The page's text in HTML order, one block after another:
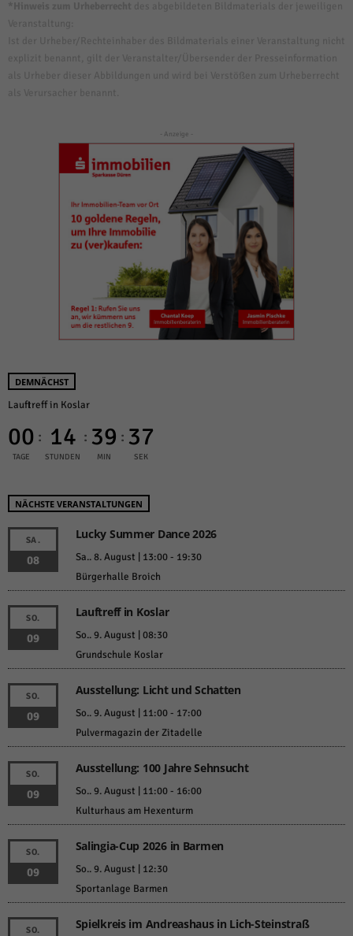
- Anzeige -
DEMNÄCHST
Lauftreff in Koslar
00
TAGE
: 14
STUNDEN
: 39
MIN
: 37
SEK
NÄCHSTE VERANSTALTUNGEN
SA.
08
Lucky Summer Dance 2026
Sa.. 8. August | 13:00- 19:30
Bürgerhalle Broich
SO.
09
Lauftreff in Koslar
So.. 9. August | 08:30
Grundschule Koslar
SO.
09
Ausstellung: Licht und Schatten
So.. 9. August | 11:00- 17:00
Pulvermagazin der Zitadelle
SO.
09
Ausstellung: 100 Jahre Sehnsucht
So.. 9. August | 11:00- 16:00
Kulturhaus am Hexenturm
SO.
09
Salingia-Cup 2026 in Barmen
So.. 9. August | 12:30
Sportanlage Barmen
SO. Spielkreis im Andreashaus in Lich-Steinstraß